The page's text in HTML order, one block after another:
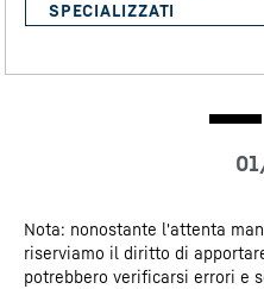
bambini previene
Guida alla
Nota: nonostante l'attenta
riserviamo il diritto di
potrebbero verificarsi errori e